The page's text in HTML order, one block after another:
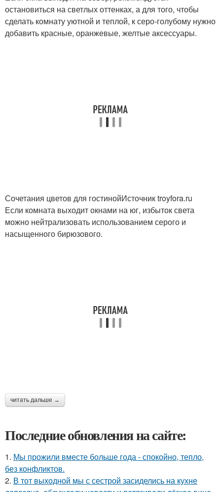
остановиться на светлых оттенках, а для того, чтобы
сделать комнату уютной и теплой, к серо-голубому нужно
добавить красные, оранжевые, желтые аксессуары.
Сочетания цветов для гостинойИсточник troyfora.ru
Если комната выходит окнами на юг, избыток света
можно нейтрализовать использованием серого и
насыщенного бирюзового.
читать дальше →
Последние обновления на сайте:
1. Мы прожили вместе больше года - спокойно, тепло,
без конфликтов.
2. В тот выходной мы с сестрой засиделись на кухне